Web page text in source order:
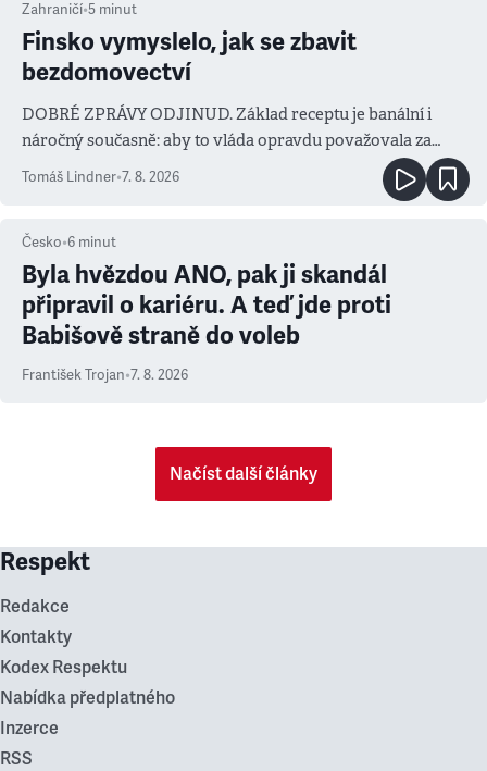
Zahraničí•5 minut
Finsko vymyslelo, jak se zbavit
bezdomovectví
DOBRÉ ZPRÁVY ODJINUD. Základ receptu je banální i
náročný současně: aby to vláda opravdu považovala za
prioritu
Tomáš Lindner•7. 8. 2026
Česko•6 minut
Byla hvězdou ANO, pak ji skandál
připravil o kariéru. A teď jde proti
Babišově straně do voleb
František Trojan•7. 8. 2026
Načíst další články
Respekt
Redakce
Kontakty
Kodex Respektu
Nabídka předplatného
Inzerce
RSS